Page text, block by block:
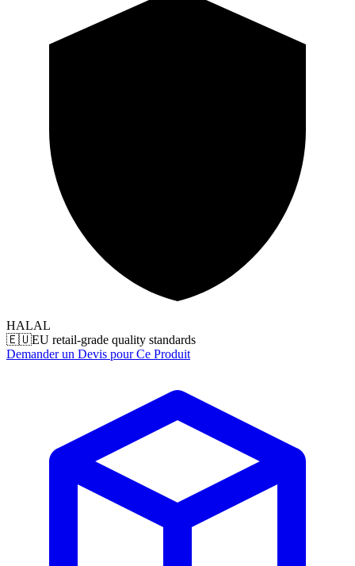
HALAL
🇪🇺EU retail-grade quality standards
Demander un Devis pour Ce Produit